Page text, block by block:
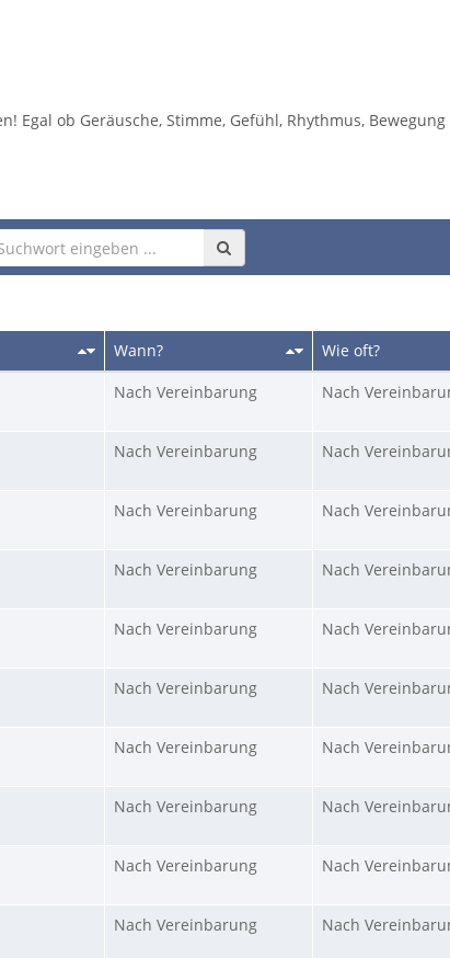
Egal ob Geräusche, Stimme, Gefühl, Rhythmus,
Wann? Wie oft?
Nach Vereinbarung Nach
Nach Vereinbarung Nach
Nach Vereinbarung Nach
Nach Vereinbarung Nach
Nach Vereinbarung Nach
Nach Vereinbarung Nach
Nach Vereinbarung Nach
Nach Vereinbarung Nach
Nach Vereinbarung Nach
Nach Vereinbarung Nach